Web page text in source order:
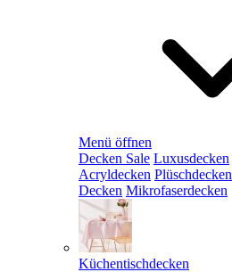
Menü öffnen
Decken Sale Luxusdecken
Acryldecken Plüschdecken
Decken Mikrofaserdecken
Küchentischdecken